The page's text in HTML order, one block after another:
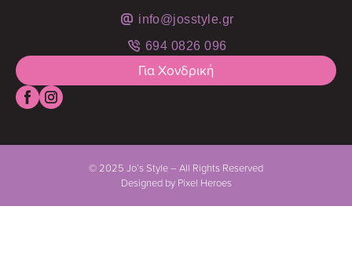
info@josstyle.gr
694 0826 096
Για Χονδρική
© 2025 Jo’s Style – All Rights Reserved
Designed by Pixel Heroes